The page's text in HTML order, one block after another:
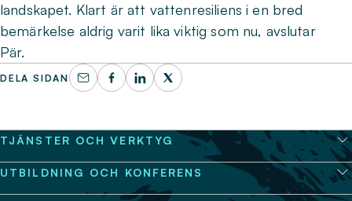
landskapet. Klart är att vattenresiliens i en bred
bemärkelse aldrig varit lika viktig som nu, avslutar
Pär.
DELA SIDAN
TJÄNSTER OCH VERKTYG
UTBILDNING OCH KONFERENS